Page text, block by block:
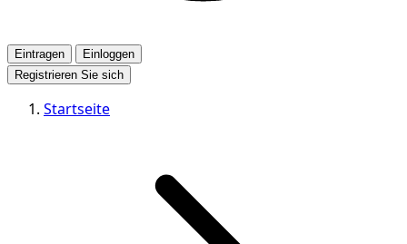
Eintragen
Einloggen
Registrieren Sie sich
Startseite